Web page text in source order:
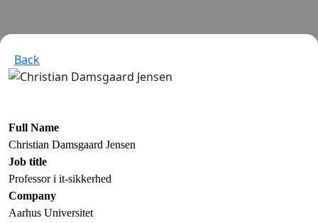
Back
Full Name
Christian Damsgaard Jensen
Job title
Professor i it-sikkerhed
Company
Aarhus Universitet